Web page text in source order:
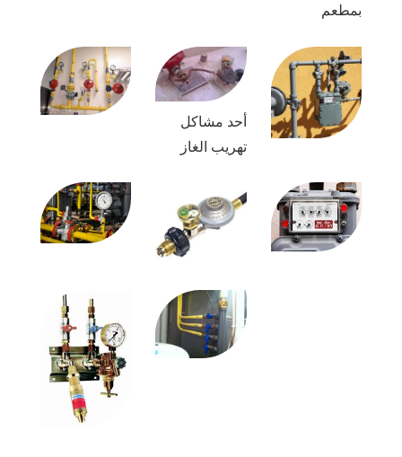
بمطعم
أحد مشاكل
تهريب الغاز